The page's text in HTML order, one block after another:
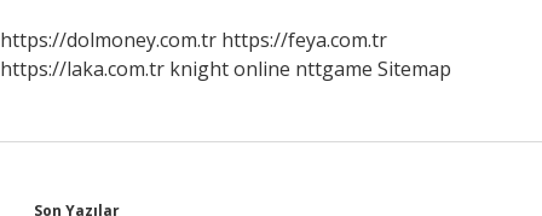
https://dolmoney.com.tr https://feya.com.tr
https://laka.com.tr knight online nttgame Sitemap
Son Yazılar